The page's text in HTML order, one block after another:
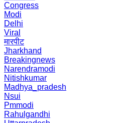
Congress
Modi
Delhi
Viral
मारपीट
Jharkhand
Breakingnews
Narendramodi
Nitishkumar
Madhya_pradesh
Nsui
Pmmodi
Rahulgandhi